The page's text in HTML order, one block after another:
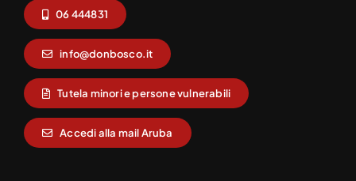
06 444831
info@donbosco.it
Tutela minori e persone vulnerabili
Accedi alla mail Aruba